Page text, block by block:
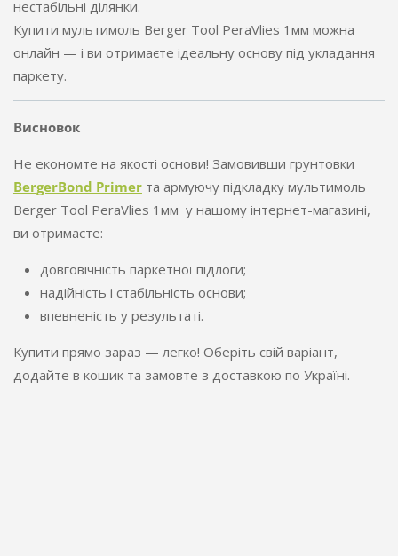
нестабільні ділянки.
Купити мультимоль Berger Tool PeraVlies 1мм можна
онлайн — і ви отримаєте ідеальну основу під укладання
паркету.
Висновок
Не економте на якості основи! Замовивши грунтовки
BergerBond Primerта армуючу підкладку мультимоль
Berger Tool PeraVlies 1мм у нашому інтернет-магазині,
ви отримаєте:
довговічність паркетної підлоги;
надійність і стабільність основи;
впевненість у результаті.
Купити прямо зараз — легко! Оберіть свій варіант,
додайте в кошик та замовте з доставкою по Україні.